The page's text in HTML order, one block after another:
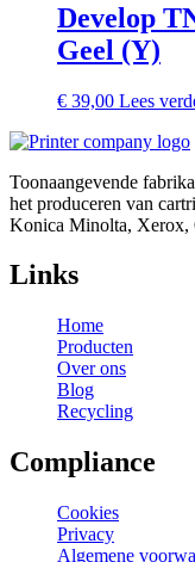
Develop
Geel (Y)
€ 39,00 Lees
Toonaangevende
het produceren van
Konica Minolta, Xerox,
Links
Home
Producten
Over ons
Blog
Recycling
Compliance
Cookies
Privacy
Algemene